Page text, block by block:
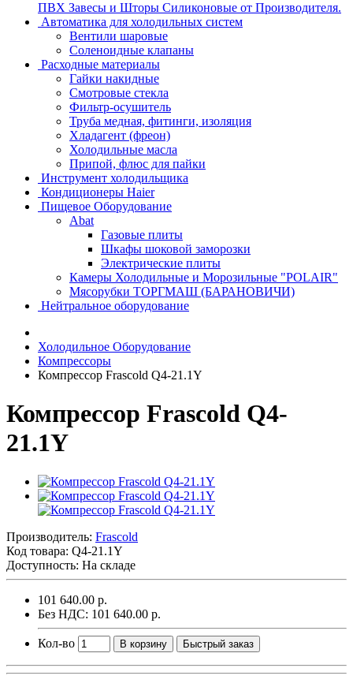
ПВХ Завесы и Шторы Силиконовые от Производителя.
Автоматика для холодильных систем
Вентили шаровые
Соленоидные клапаны
Расходные материалы
Гайки накидные
Смотровые стекла
Фильтр-осушитель
Труба медная, фитинги, изоляция
Хладагент (фреон)
Холодильные масла
Припой, флюс для пайки
Инструмент холодильщика
Кондиционеры Haier
Пищевое Оборудование
Abat
Газовые плиты
Шкафы шоковой заморозки
Электрические плиты
Камеры Холодильные и Морозильные "POLAIR"
Мясорубки ТОРГМАШ (БАРАНОВИЧИ)
Нейтральное оборудование
Холодильное Оборудование
Компрессоры
Компрессор Frascold Q4-21.1Y
Компрессор Frascold Q4-
21.1Y
Производитель: Frascold
Код товара: Q4-21.1Y
Доступность: На складе
101 640.00 р.
Без НДС: 101 640.00 р.
Кол-во В корзину Быстрый заказ